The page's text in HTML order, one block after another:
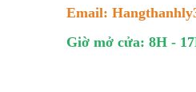
Email:
Giờ mở cửa: 8H -